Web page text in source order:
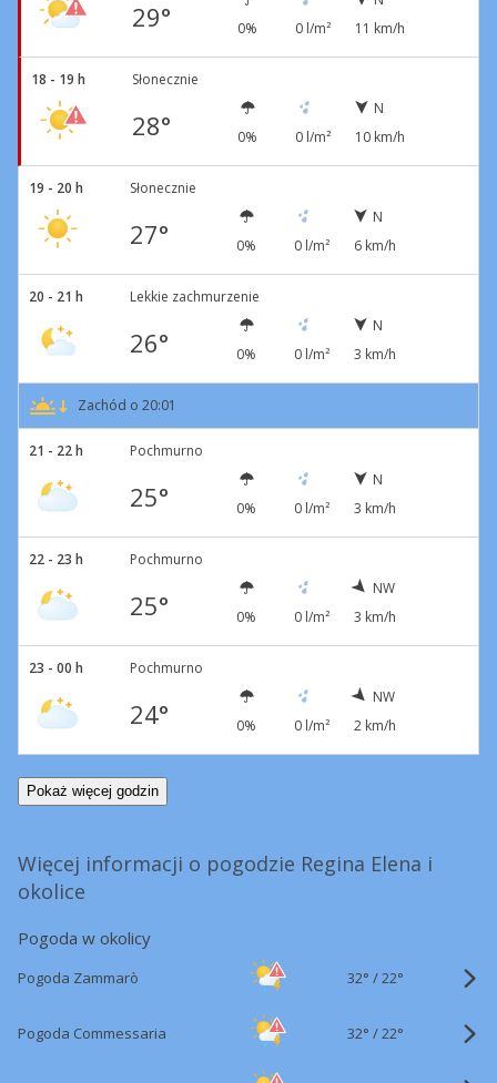
29° 0% 0 l/m²
11 km/h
18 - 19 h Słonecznie
28° 0% 0 l/m²
N
10 km/h
19 - 20 h Słonecznie
27° 0% 0 l/m²
N
6 km/h
20 - 21 h Lekkie zachmurzenie
26° 0% 0 l/m²
N
3 km/h
Zachód o 20:01
21 - 22 h Pochmurno
25° 0% 0 l/m²
N
3 km/h
22 - 23 h Pochmurno
25° 0% 0 l/m²
NW
3 km/h
23 - 00 h Pochmurno
24° 0% 0 l/m²
NW
2 km/h
Pokaż więcej godzin
Więcej informacji o pogodzie Regina Elena i
okolice
Pogoda w okolicy
Pogoda Zammarò 32° /22°
Pogoda Commessaria 32° /22°